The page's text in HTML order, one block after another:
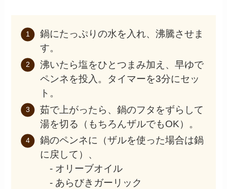
鍋にたっぷりの水を入れ、沸騰させま
す。
沸いたら塩をひとつまみ加え、早ゆで
ペンネを投入。タイマーを3分にセッ
ト。
茹で上がったら、鍋のフタをずらして
湯を切る（もちろんザルでもOK）。
鍋のペンネに（ザルを使った場合は鍋
に戻して）、
- オリーブオイル
- あらびきガーリック